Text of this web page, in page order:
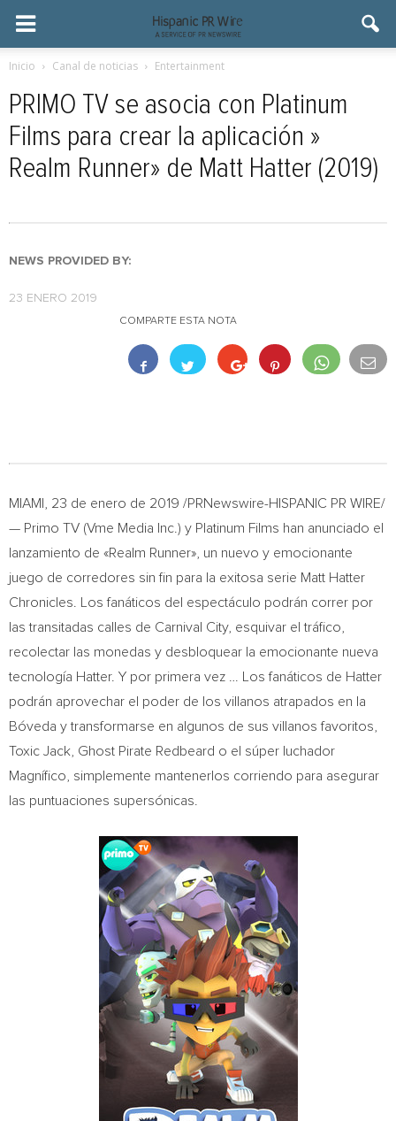
Inicio Canal de noticias Entertainment
PRIMO TV se asocia con Platinum
Films para crear la aplicación »
Realm Runner» de Matt Hatter (2019)
NEWS PROVIDED BY:
23 ENERO 2019
COMPARTE ESTA NOTA
MIAMI
, 23 de enero de 2019 /PRNewswire-HISPANIC PR WIRE/
— Primo TV (Vme Media Inc.) y Platinum Films han anunciado el
lanzamiento de «Realm Runner», un nuevo y emocionante
juego de corredores sin fin para la exitosa serie Matt Hatter
Chronicles. Los fanáticos del espectáculo podrán correr por
las transitadas calles de Carnival City, esquivar el tráfico,
recolectar las monedas y desbloquear la emocionante nueva
tecnología Hatter. Y por primera vez … Los fanáticos de Hatter
podrán aprovechar el poder de los villanos atrapados en la
Bóveda y transformarse en algunos de sus villanos favoritos,
Toxic Jack, Ghost Pirate Redbeard o el súper luchador
Magnífico, simplemente mantenerlos corriendo para asegurar
las puntuaciones supersónicas.